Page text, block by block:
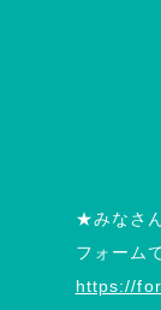
★みなさ
フォーム
https://